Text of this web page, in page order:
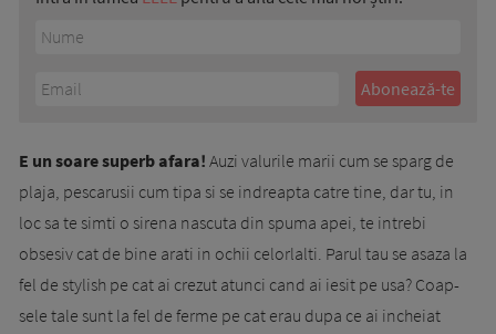
E un soare superb afara! Auzi valurile marii cum se sparg de
plaja, pes­ca­rusii cum tipa si se indreapta catre tine, dar tu, in
loc sa te simti o sirena nascuta din spu­ma apei, te intrebi
obsesiv cat de bine arati in ochii celorlalti. Parul tau se asaza la
fel de stylish pe cat ai crezut atunci cand ai iesit pe usa? Coap­
sele tale sunt la fel de ferme pe cat erau du­pa ce ai incheiat